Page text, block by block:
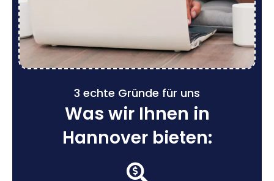
3 echte Gründe für uns
Was wir Ihnen in
Hannover bieten: